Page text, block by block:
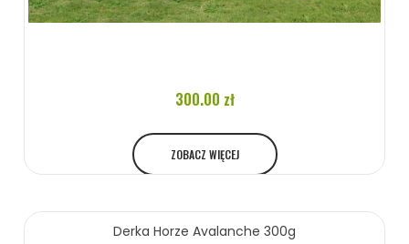
300.00 zł
ZOBACZ WIĘCEJ
Derka Horze Avalanche 300g